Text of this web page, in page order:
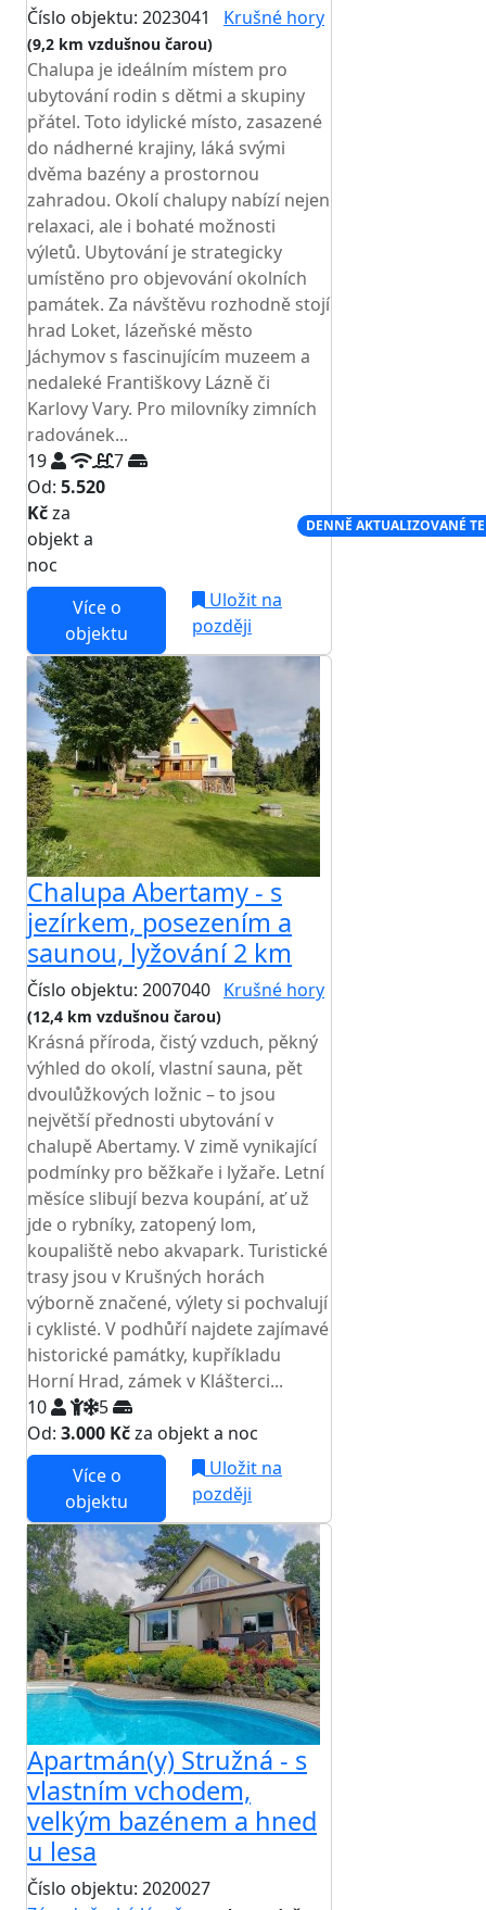
Číslo objektu: 2023041 Krušné hory
(9,2 km vzdušnou čarou)
Chalupa je ideálním místem pro
ubytování rodin s dětmi a skupiny
přátel. Toto idylické místo, zasazené
do nádherné krajiny, láká svými
dvěma bazény a prostornou
zahradou. Okolí chalupy nabízí nejen
relaxaci, ale i bohaté možnosti
výletů. Ubytování je strategicky
umístěno pro objevování okolních
památek. Za návštěvu rozhodně stojí
hrad Loket, lázeňské město
Jáchymov s fascinujícím muzeem a
nedaleké Františkovy Lázně či
Karlovy Vary. Pro milovníky zimních
radovánek...
19
7
Od: 5.520
Kčza
objekt a
noc
DENNĚ AKTUALIZOVANÉ
Více o
objektu
Uložit na
později
Chalupa Abertamy - s
jezírkem, posezením a
saunou, lyžování 2 km
Číslo objektu: 2007040 Krušné hory
(12,4 km vzdušnou čarou)
Krásná příroda, čistý vzduch, pěkný
výhled do okolí, vlastní sauna, pět
dvoulůžkových ložnic – to jsou
největší přednosti ubytování v
chalupě Abertamy. V zimě vynikající
podmínky pro běžkaře i lyžaře. Letní
měsíce slibují bezva koupání, ať už
jde o rybníky, zatopený lom,
koupaliště nebo akvapark. Turistické
trasy jsou v Krušných horách
výborně značené, výlety si pochvalují
i cyklisté. V podhůří najdete zajímavé
historické památky, kupříkladu
Horní Hrad, zámek v Klášterci...
10
5
Od: 3.000 Kčza objekt a noc
Více o
objektu
Uložit na
později
Apartmán(y) Stružná - s
vlastním vchodem,
velkým bazénem a hned
u lesa
Číslo objektu: 2020027